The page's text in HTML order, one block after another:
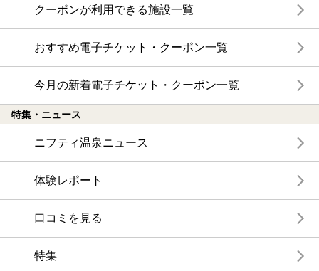
クーポンが利用できる施設一覧
おすすめ電子チケット・クーポン一覧
今月の新着電子チケット・クーポン一覧
特集・ニュース
ニフティ温泉ニュース
体験レポート
口コミを見る
特集